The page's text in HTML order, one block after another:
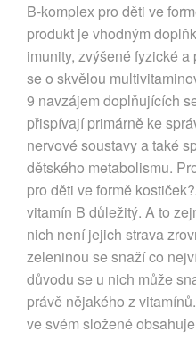
B-komplex pro děti ve
produkt je vhodným
imunity, zvýšené fyzické
se o skvělou
9 navzájem doplňujících
přispívají primárně ke
nervové soustavy a také
dětského metabolismu.
pro děti ve formě
vitamín B důležitý. A to
nich není jejich strava
zeleninou se snaží co
důvodu se u nich může
právě nějakého z
ve svém složené